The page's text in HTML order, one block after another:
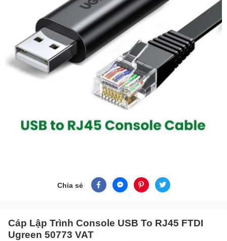
Chia sẻ
Cáp Lập Trình Console USB To RJ45 FTDI
Ugreen 50773 VAT